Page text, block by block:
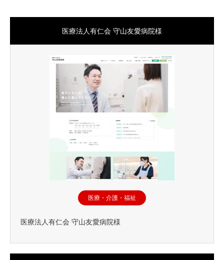
医療法人有仁会 守山友愛病院様
医療・介護・福祉
医療法人有仁会 守山友愛病院様